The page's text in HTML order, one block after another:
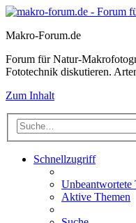
Makro-Forum.de
Forum für Natur-
Fototechnik diskutieren.
Zum Inhalt
Schnellzugriff
Unbeantwortete
Aktive Themen